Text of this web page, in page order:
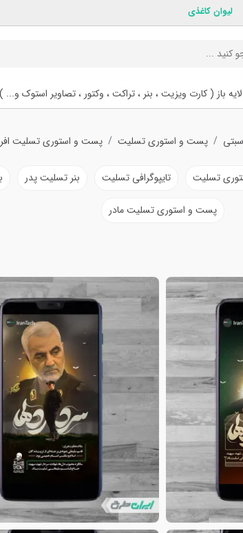
لیوان کاغذی
باز ( کارت ویزیت ، بنر ، تراکت ، وکتور ، تصاویر استوک و... )
پست و استوری تسلیت پست و استوری تسلیت
تسلیت تایپوگرافی تسلیت بنر تسلیت پدر
پست و استوری تسلیت مادر